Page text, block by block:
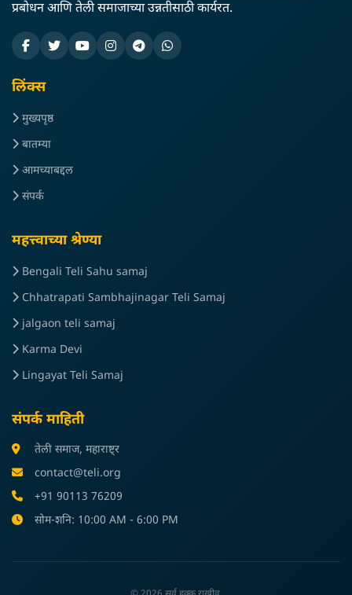
प्रबोधन आणि तेली समाजाच्या उन्नतीसाठी कार्यरत.
लिंक्स
मुख्यपृष्ठ
बातम्या
आमच्याबद्दल
संपर्क
महत्त्वाच्या श्रेण्या
Bengali Teli Sahu samaj
Chhatrapati Sambhajinagar Teli Samaj
jalgaon teli samaj
Karma Devi
Lingayat Teli Samaj
संपर्क माहिती
तेली समाज, महाराष्ट्र
contact@teli.org
+91 90113 76209
सोम-शनि: 10:00 AM - 6:00 PM